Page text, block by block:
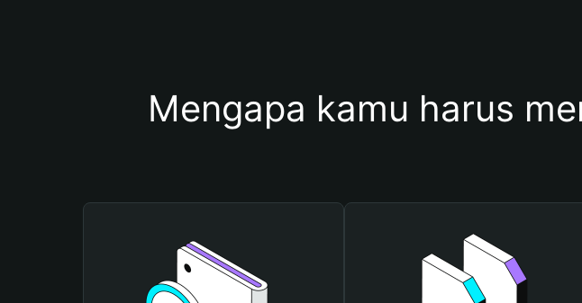
Mengapa kamu harus